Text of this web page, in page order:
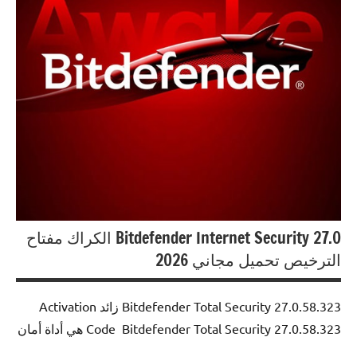
Bitdefender Internet Security 27.0 الكراك مفتاح
الترخيص تحميل مجاني 2026
Bitdefender Total Security 27.0.58.323 زائد Activation
Code Bitdefender Total Security 27.0.58.323 هي أداة أمان